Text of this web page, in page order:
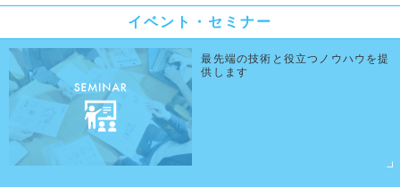
イベント・セミナー
最先端の技術と役立つノウハウを提
供します